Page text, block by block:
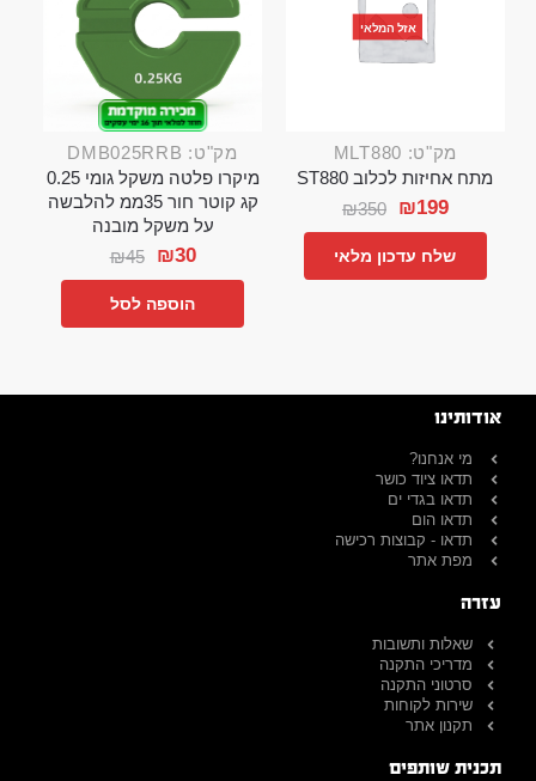
אזל המלאי
מק"ט: MLT880
מתח אחיזות לכלוב ST880
₪350 ₪199
שלח עדכון מלאי
מק"ט: DMB025RRB
מיקרו פלטה משקל גומי 0.25
קג קוטר חור 35ממ להלבשה
על משקל מובנה
₪45 ₪30
הוספה לסל
אודותינו
מי אנחנו?
תדאו ציוד כושר
תדאו בגדי ים
תדאו הום
תדאו - קבוצות רכישה
מפת אתר
עזרה
שאלות ותשובות
מדריכי התקנה
סרטוני התקנה
שירות לקוחות
תקנון אתר
תכנית שותפים